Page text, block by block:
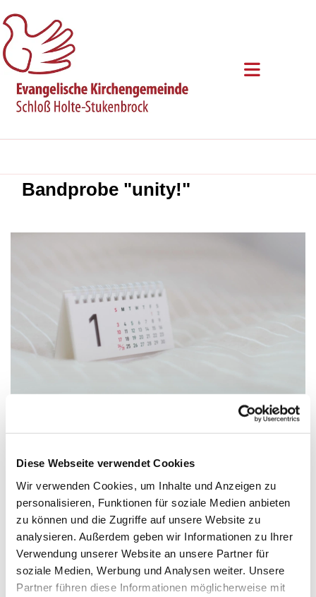
Diese Webseite verwendet Cookies
Wir verwenden Cookies, um Inhalte und Anzeigen zu
personalisieren, Funktionen für soziale Medien anbieten
zu können und die Zugriffe auf unsere Website zu
analysieren. Außerdem geben wir Informationen zu Ihrer
Verwendung unserer Website an unsere Partner für
soziale Medien, Werbung und Analysen weiter. Unsere
Partner führen diese Informationen möglicherweise mit
Bandprobe "unity!"
Donnerstag, 11. März 2027, 19:45 -
21:15 Uhr
Jugendhaus, Gartenweg 9, 33758
Schloß Holte-Stukenbrock